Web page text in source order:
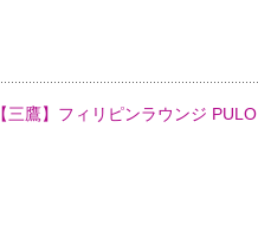
【三鷹】フィリピンラウンジ PULO